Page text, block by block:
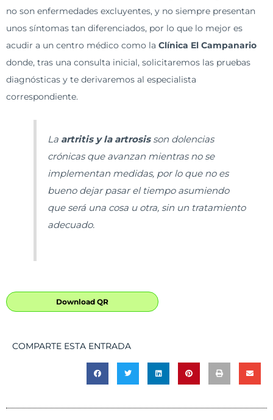
no son enfermedades excluyentes, y no siempre presentan
unos síntomas tan diferenciados, por lo que lo mejor es
acudir a un centro médico como la Clínica El Campanario
donde, tras una consulta inicial, solicitaremos las pruebas
diagnósticas y te derivaremos al especialista
correspondiente.
La artritis y la artrosisson dolencias
crónicas que avanzan mientras no se
implementan medidas, por lo que no es
bueno dejar pasar el tiempo asumiendo
que será una cosa u otra, sin un tratamiento
adecuado.
Download QR
COMPARTE ESTA ENTRADA